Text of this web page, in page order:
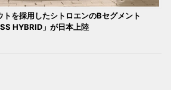
を採用したシトロエンのBセグメント
HYBRID」が日本上陸